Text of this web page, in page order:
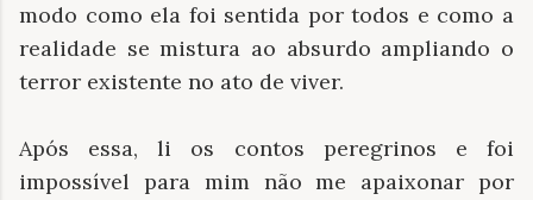
modo como ela foi sentida por todos e como a
realidade se mistura ao absurdo ampliando o
terror existente no ato de viver.
Após essa, li os contos peregrinos e foi
impossível para mim não me apaixonar por